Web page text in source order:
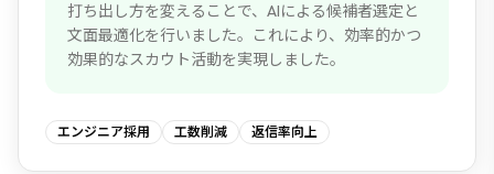
打ち出し方を変えることで、AIによる候補者選定と
文面最適化を行いました。これにより、効率的かつ
効果的なスカウト活動を実現しました。
エンジニア採用 工数削減 返信率向上